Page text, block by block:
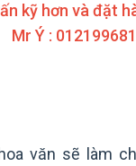
kỹ hơn và đặt
Mr Ý :
văn sẽ làm